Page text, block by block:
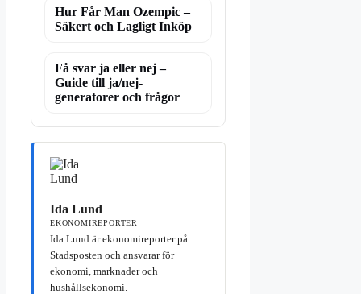
Hur Får Man Ozempic –
Säkert och Lagligt Inköp
Få svar ja eller nej –
Guide till ja/nej-
generatorer och frågor
Ida Lund
EKONOMIREPORTER
Ida Lund är ekonomireporter på
Stadsposten och ansvarar för
ekonomi, marknader och
hushållsekonomi.